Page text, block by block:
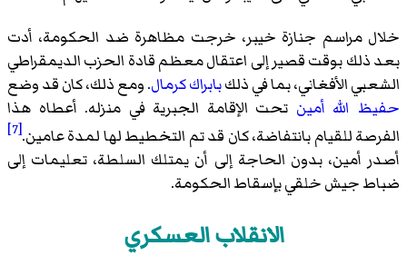
خلال مراسم جنازة خيبر، خرجت مظاهرة ضد الحكومة، أدت
بعد ذلك بوقت قصير إلى اعتقال معظم قادة الحزب الديمقراطي
الشعبي الأفغاني، بما في ذلكبابراك كرمال. ومع ذلك، كان قد وضع
حفيظ الله أمين تحت الإقامة الجبرية في منزله. أعطاه هذا
الفرصة للقيام بانتفاضة، كان قد تم التخطيط لها لمدة عامين.[7]
أصدر أمين، بدون الحاجة إلى أن يمتلك السلطة، تعليمات إلى
ضباط جيش خلقي بإسقاط الحكومة.
الانقلاب العسكري